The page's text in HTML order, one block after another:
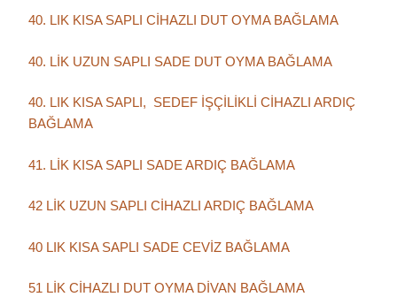
40. LIK KISA SAPLI CİHAZLI DUT OYMA BAĞLAMA
40. LİK UZUN SAPLI SADE DUT OYMA BAĞLAMA
40. LIK KISA SAPLI, SEDEF İŞÇİLİKLİ CİHAZLI ARDIÇ
BAĞLAMA
41. LİK KISA SAPLI SADE ARDIÇ BAĞLAMA
42 LİK UZUN SAPLI CİHAZLI ARDIÇ BAĞLAMA
40 LIK KISA SAPLI SADE CEVİZ BAĞLAMA
51 LİK CİHAZLI DUT OYMA DİVAN BAĞLAMA